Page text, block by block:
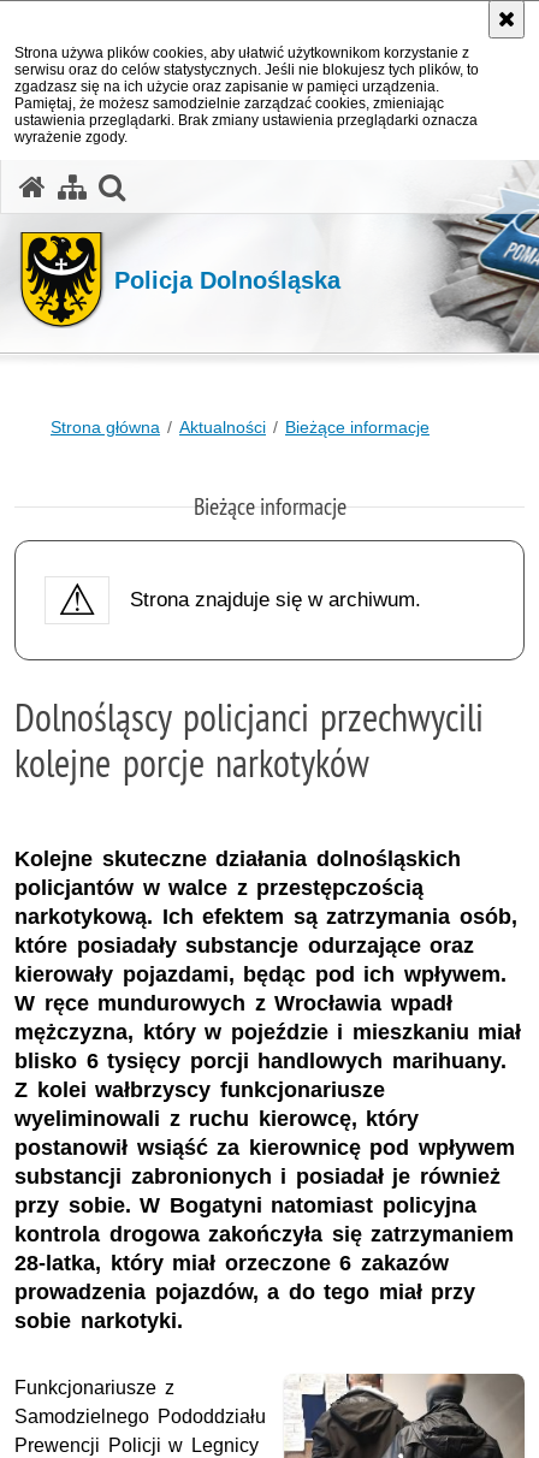
Strona używa plików cookies, aby ułatwić użytkownikom korzystanie z
serwisu oraz do celów statystycznych. Jeśli nie blokujesz tych plików, to
zgadzasz się na ich użycie oraz zapisanie w pamięci urządzenia.
Pamiętaj, że możesz samodzielnie zarządzać cookies, zmieniając
ustawienia przeglądarki. Brak zmiany ustawienia przeglądarki oznacza
wyrażenie zgody.
Policja Dolnośląska
Strona główna Aktualności Bieżące informacje
Bieżące informacje
Strona znajduje się w archiwum.
Dolnośląscy policjanci przechwycili
kolejne porcje narkotyków
Kolejne skuteczne działania dolnośląskich
policjantów w walce z przestępczością
narkotykową. Ich efektem są zatrzymania osób,
które posiadały substancje odurzające oraz
kierowały pojazdami, będąc pod ich wpływem.
W ręce mundurowych z Wrocławia wpadł
mężczyzna, który w pojeździe i mieszkaniu miał
blisko 6 tysięcy porcji handlowych marihuany.
Z kolei wałbrzyscy funkcjonariusze
wyeliminowali z ruchu kierowcę, który
postanowił wsiąść za kierownicę pod wpływem
substancji zabronionych i posiadał je również
przy sobie. W Bogatyni natomiast policyjna
kontrola drogowa zakończyła się zatrzymaniem
28-latka, który miał orzeczone 6 zakazów
prowadzenia pojazdów, a do tego miał przy
sobie narkotyki.
Funkcjonariusze z
Samodzielnego Pododdziału
Prewencji Policji w Legnicy